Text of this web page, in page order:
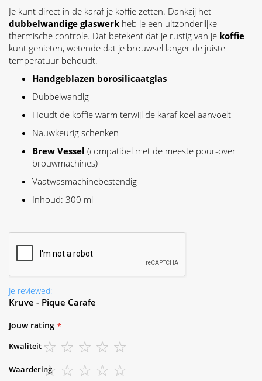
Je kunt direct in de karaf je koffie zetten. Dankzij het
dubbelwandige glaswerk heb je een uitzonderlijke
thermische controle. Dat betekent dat je rustig van je koffie
kunt genieten, wetende dat je brouwsel langer de juiste
temperatuur behoudt.
Handgeblazen borosilicaatglas
Dubbelwandig
Houdt de koffie warm terwijl de karaf koel aanvoelt
Nauwkeurig schenken
Brew Vessel (compatibel met de meeste pour-over
brouwmachines)
Vaatwasmachinebestendig
Inhoud: 300 ml
Je reviewed:
Kruve - Pique Carafe
Jouw rating
Kwaliteit
star
stars
stars
stars
stars
Waardering